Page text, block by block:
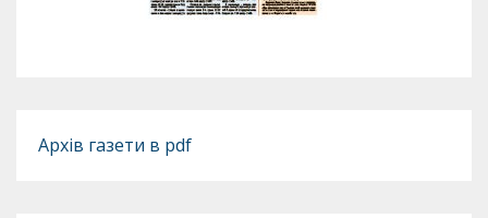
Архів газети в pdf